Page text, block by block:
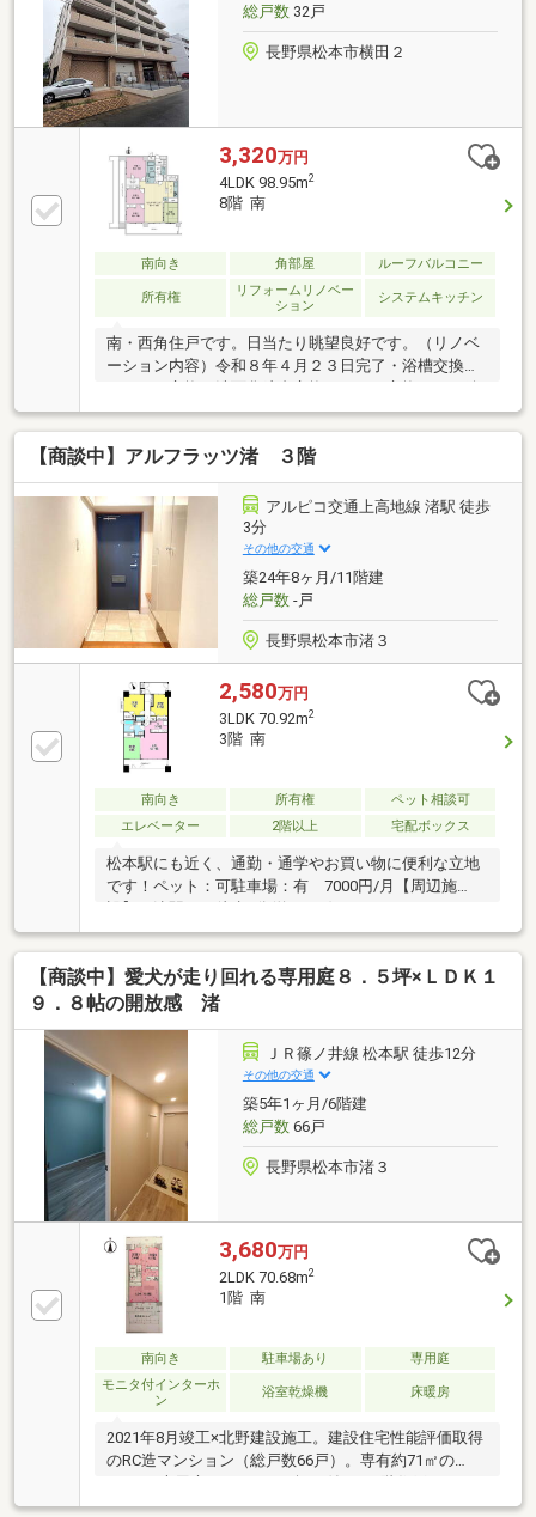
総戸数32戸
長野県松本市横田２
3,320万円
4LDK 98.95m2
8階 南
南向き 角部屋 ルーフバルコニー
所有権
リフォームリノベー
ション
システムキッチン
南・西角住戸です。日当たり眺望良好です。（リノベ
ーション内容）令和８年４月２３日完了・浴槽交換・
キッチン交換・洗面化粧台交換・トイレ交換・ガス給
湯器交換・クロス交換・フローリング張り替え・クリ
ーニング等（周辺環境）DCM松本元町店まで徒歩９分
（７１０ｍ）西友元町店まで徒歩１０分（７８０ｍ）
ＴＳＵＴＡＹＡ東松本店まで徒歩９分（７００ｍ）松
本市立清水中学校まで徒歩９分（６７０ｍ）
【商談中】アルフラッツ渚 ３階
アルピコ交通上高地線 渚駅 徒歩
3分
その他の交通
築24年8ヶ月/11階建
総戸数-戸
長野県松本市渚３
2,580万円
3LDK 70.92m2
3階 南
南向き 所有権
ペット相談可
エレベーター
2階以上 宅配ボックス
松本駅にも近く、通勤・通学やお買い物に便利な立地
です！ペット：可駐車場：有 7000円/月【周辺施
設】・渚駅まで徒歩4分(約250m)・アメリカンドラッ
グ松本鎌田店まで徒歩9分(約680m)・ローソン松本征
矢野一丁目店まで徒歩7分(約550m)・松本共立病院ま
で徒歩8分(約600m)・松本駅お城口（東口）まで徒歩8
分(約610m)・ツルヤなぎさ店まで徒歩12分(約960m)
【商談中】愛犬が走り回れる専用庭８．５坪×ＬＤＫ１
９．８帖の開放感 渚
ＪＲ篠ノ井線 松本駅 徒歩12分
その他の交通
築5年1ヶ月/6階建
総戸数66戸
長野県松本市渚３
3,680万円
2LDK 70.68m2
1階 南
南向き 駐車場あり
専用庭
モニタ付インターホ
ン
浴室乾燥機 床暖房
2021年8月竣工×北野建設施工。建設住宅性能評価取得
のRC造マンション（総戸数66戸）。専有約71㎡の
2LDK＋専用庭28.14㎡（8.5坪）付きの1階住戸でゆと
りに使えます。19.8帖のLDKは掃き出し窓からバルコ